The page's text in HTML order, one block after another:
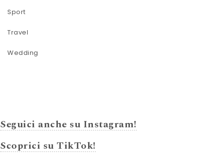
Sport
Travel
Wedding
Seguici anche su Instagram!
Scoprici su TikTok!